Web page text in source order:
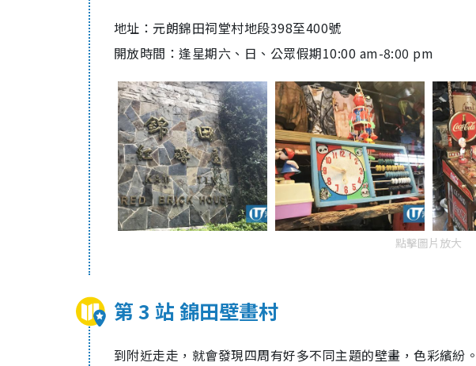
地址： 元朗錦田祠堂村地段398至400號
開放時間：逢星期六、日、公眾假期10:00 am-8:00 pm
點擊圖片放大
第 3 站 錦田壁畫村
到附近走走，就會發現四周有好多不同主題的壁畫，色彩繽